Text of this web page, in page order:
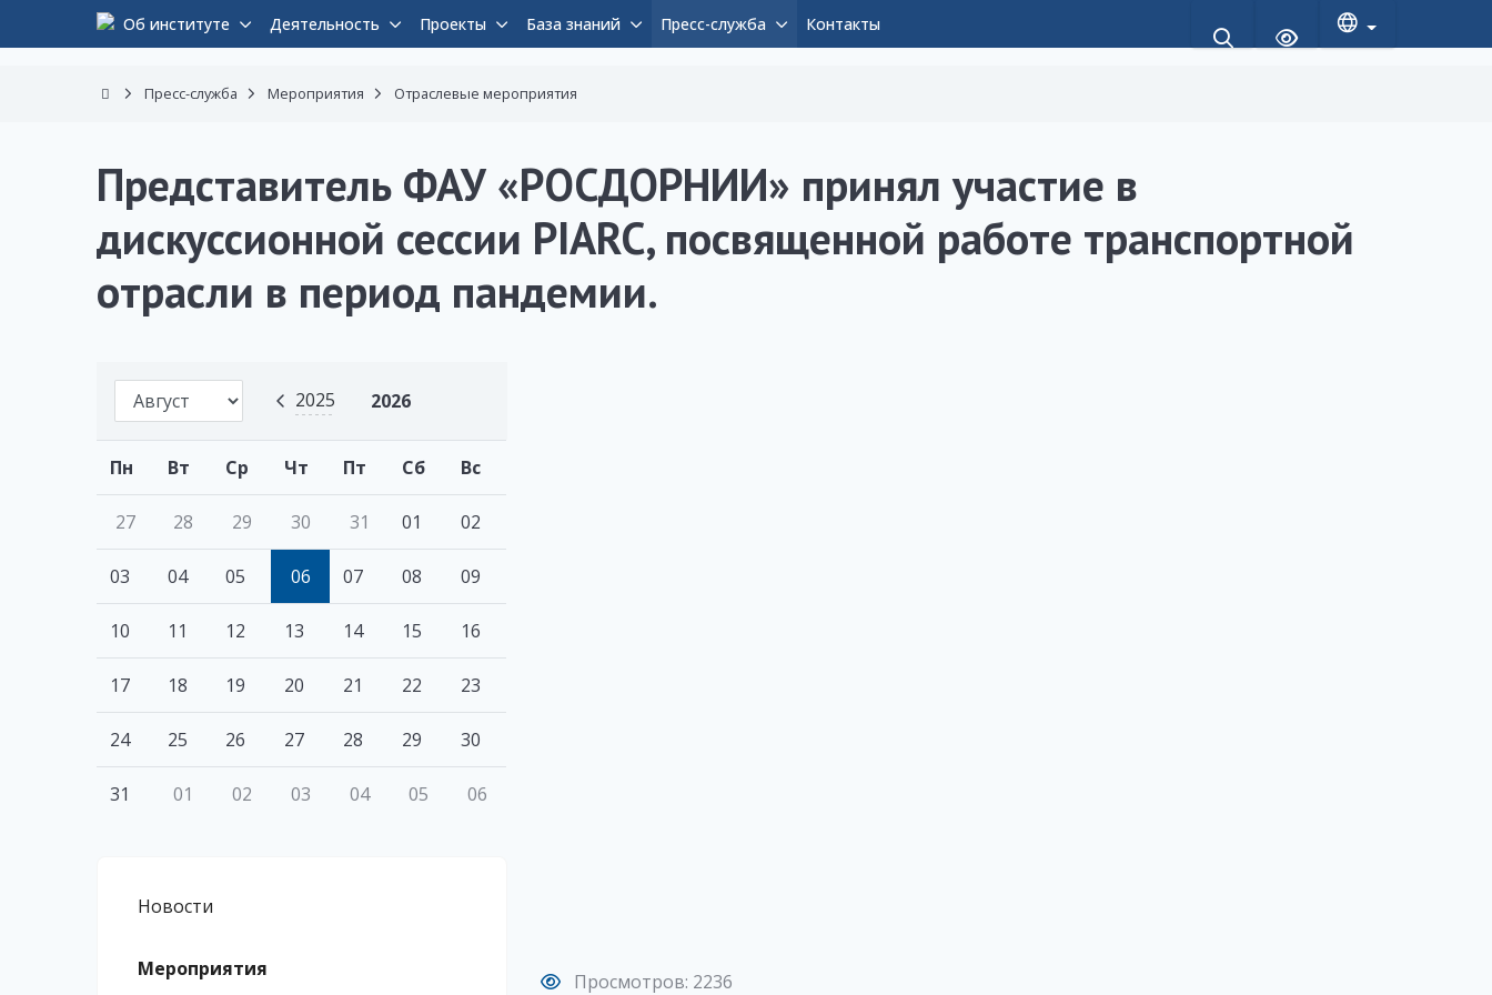
Об институте Деятельность Проекты База знаний Пресс-служба Контакты
Пресс-служба Мероприятия Отраслевые мероприятия
Представитель ФАУ «РОСДОРНИИ» принял участие в
дискуссионной сессии PIARC, посвященной работе транспортной
отрасли в период пандемии.
2025 2026
Пн Вт Ср Чт Пт Сб Вс
27 28 29 30 31 01 02
03 04 05 06 07 08 09
10 11 12 13 14 15 16
17 18 19 20 21 22 23
24 25 26 27 28 29 30
31 01 02 03 04 05 06
Новости
Мероприятия
Просмотров: 2236